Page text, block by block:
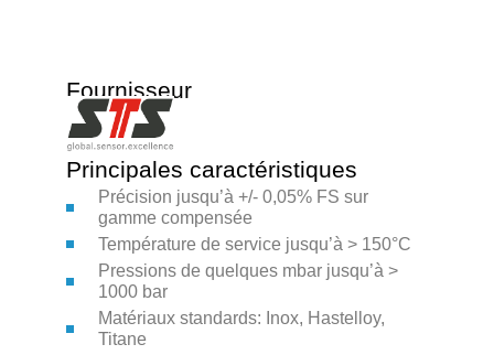
Fournisseur
Principales caractéristiques
Précision jusqu’à +/- 0,05% FS sur
gamme compensée
Température de service jusqu’à > 150°C
Pressions de quelques mbar jusqu’à >
1000 bar
Matériaux standards: Inox, Hastelloy,
Titane